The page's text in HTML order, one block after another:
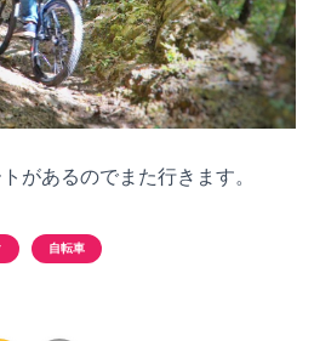
があるのでまた行きます。
自転車